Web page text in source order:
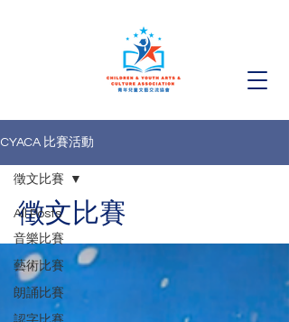
CYACA 比賽活動
All Posts
音樂比賽
藝術比賽
朗誦比賽
徵文比賽
徵文比賽